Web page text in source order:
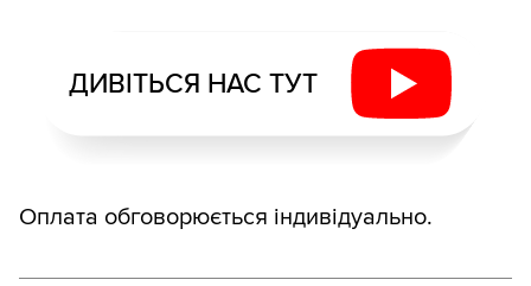
ДИВІТЬСЯ НАС ТУТ
Оплата обговорюється індивідуально.